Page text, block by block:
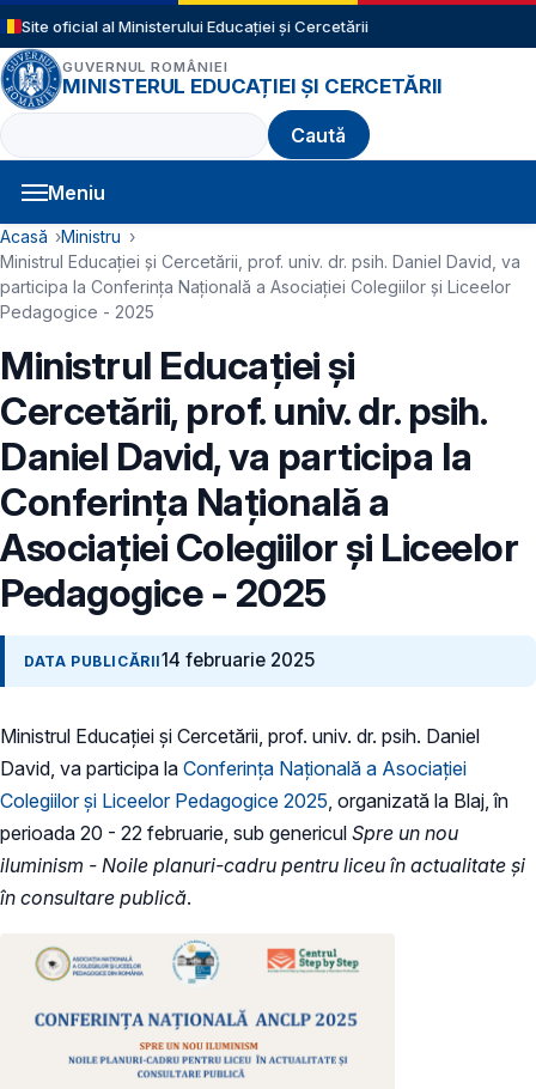
Sari la conținutul principal
Site oficial al Ministerului Educației și Cercetării
GUVERNUL ROMÂNIEI
MINISTERUL EDUCAȚIEI ȘI CERCETĂRII
Caută
Meniu
Navigație principală
Cale de navigare
Acasă
Ministru
Ministrul Educației și Cercetării, prof. univ. dr. psih. Daniel David, va
participa la Conferința Națională a Asociației Colegiilor și Liceelor
Pedagogice - 2025
Ministrul Educației și
Cercetării, prof. univ. dr. psih.
Daniel David, va participa la
Conferința Națională a
Asociației Colegiilor și Liceelor
Pedagogice - 2025
DATA PUBLICĂRII14 februarie 2025
Ministrul Educației și Cercetării, prof. univ. dr. psih. Daniel
David, va participa la Conferința Națională a Asociației
Colegiilor și Liceelor Pedagogice 2025 , organizată la Blaj, în
perioada 20 - 22 februarie, sub genericul Spre un nou
iluminism - Noile planuri-cadru pentru liceu în actualitate și
în consultare publică.